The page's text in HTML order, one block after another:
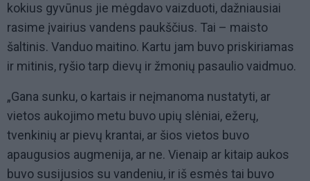
kokius gyvūnus jie mėgdavo vaizduoti, dažniausiai
rasime įvairius vandens paukščius. Tai – maisto
šaltinis. Vanduo maitino. Kartu jam buvo priskiriamas
ir mitinis, ryšio tarp dievų ir žmonių pasaulio vaidmuo.
„Gana sunku, o kartais ir neįmanoma nustatyti, ar
vietos aukojimo metu buvo upių slėniai, ežerų,
tvenkinių ar pievų krantai, ar šios vietos buvo
apaugusios augmenija, ar ne. Vienaip ar kitaip aukos
buvo susijusios su vandeniu, ir iš esmės tai buvo